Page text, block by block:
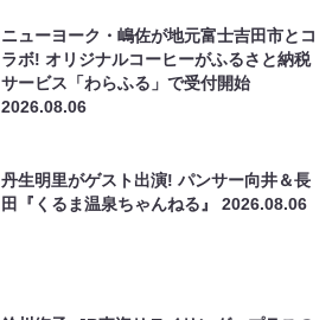
ニューヨーク・嶋佐が地元富士吉田市とコ
ラボ! オリジナルコーヒーがふるさと納税
サービス「わらふる」で受付開始
2026.08.06
丹生明里がゲスト出演! パンサー向井＆長
田『くるま温泉ちゃんねる』2026.08.06